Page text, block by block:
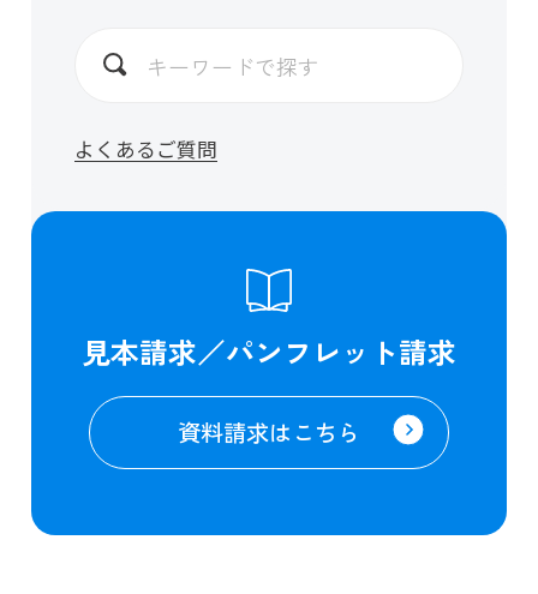
よくあるご質問
見本請求／パンフレット請求
資料請求はこちら